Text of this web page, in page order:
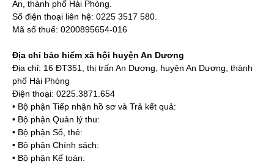
An, thành phố Hải Phòng.
Số điện thoại liên hệ: 0225 3517 580.
Mã số thuế: 0200895654-016
Địa chỉ bảo hiểm xã hội huyện An Dương
Địa chỉ: 16 ĐT351, thị trấn An Dương, huyện An Dương, thành
phố Hải Phòng
Điện thoại: 0225.3871.654
• Bộ phận Tiếp nhận hồ sơ và Trả kết quả:
• Bộ phận Quản lý thu:
• Bộ phận Sổ, thẻ:
• Bộ phận Chính sách:
• Bộ phận Kế toán: